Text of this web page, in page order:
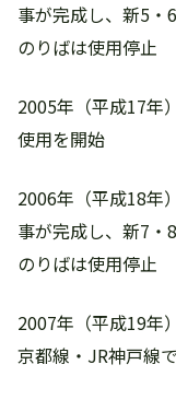
事が完成し、新5・
のりばは使用停止
2005年（平成17年
使用を開始
2006年（平成18年
事が完成し、新7・
のりばは使用停止
2007年（平成19年
京都線・JR神戸線